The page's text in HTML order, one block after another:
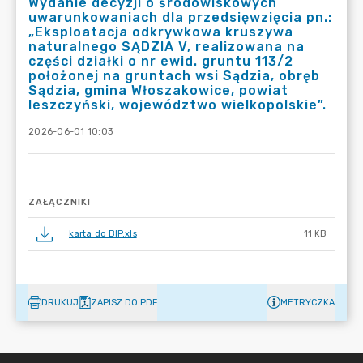
uwarunkowaniach dla przedsięwzięcia pn.:
„Eksploatacja odkrywkowa kruszywa
naturalnego SĄDZIA V, realizowana na
części działki o nr ewid. gruntu 113/2
położonej na gruntach wsi Sądzia, obręb
Sądzia, gmina Włoszakowice, powiat
leszczyński, województwo wielkopolskie”.
2026-06-01 10:03
ZAŁĄCZNIKI
karta do BIP.xls 11 KB
DRUKUJ ZAPISZ DO PDF METRYCZKA